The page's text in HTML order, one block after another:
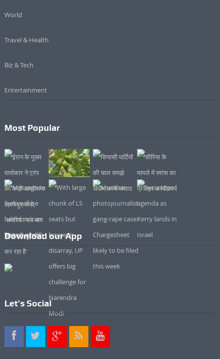
World
Travel & Health
Biz & Tech
Entertainment
Most Popular
Download our App
Let’s Social